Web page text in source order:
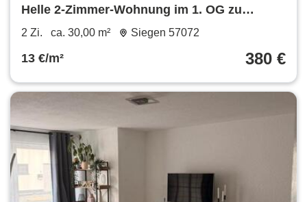
Helle 2-Zimmer-Wohnung im 1. OG zu
vermieten - sofort verfügbar!
2 Zi. ca. 30,00 m² Siegen 57072
13 €/m² 380 €